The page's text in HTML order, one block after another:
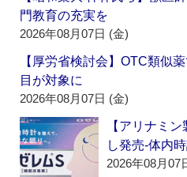
門教育の充実を
2026年08月07日 (金)
【厚労省検討会】OTC類似
目が対象に
2026年08月07日 (金)
【アリナミ
し発売‐体内
2026年08月07